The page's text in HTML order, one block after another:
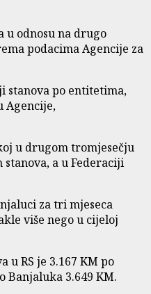
u odnosu na drugo
podacima Agencije za
stanova po entitetima,
Agencije,
u drugom tromjesečju
a u Federaciji
za tri mjeseca
više nego u cijeloj
u RS je 3.167 KM po
Banjaluka 3.649 KM.